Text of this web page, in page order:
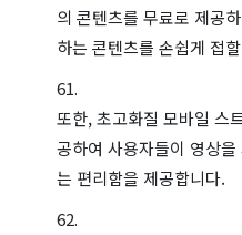
의 콘텐츠를 무료로 제공
하는 콘텐츠를 손쉽게 접
또한, 초고화질 모바일 스
공하여 사용자들이 영상
는 편리함을 제공합니다.